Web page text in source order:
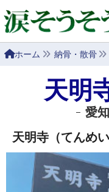
ホーム
納骨・散骨
天明
愛
天明寺（てんめ